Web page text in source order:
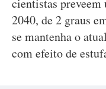
cientistas preveem
2040, de 2 graus
se mantenha o
com efeito de